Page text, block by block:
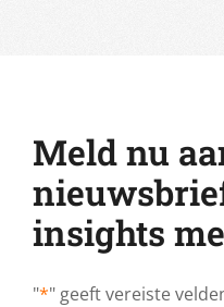
Meld nu
insights
"*" geeft vereiste